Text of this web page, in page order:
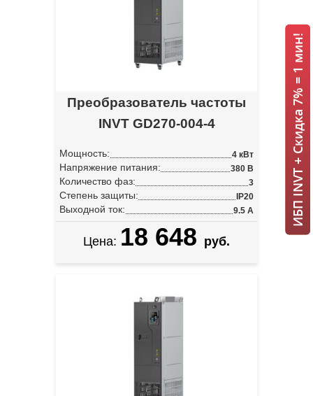
Преобразователь частоты
INVT GD270-004-4
Мощность: 4 кВт
Напряжение питания: 380 В
Количество фаз: 3
Степень защиты: IP20
Выходной ток: 9.5 А
Цена: 18 648 руб.
ИБП INVT + Скидка 7% = 1 мин!